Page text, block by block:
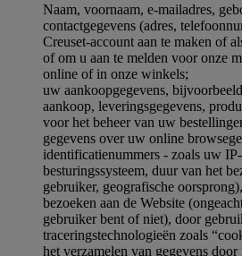
Naam, voornaam, e-mailadres,
contactgegevens (adres,
Creuset-account aan te maken of
of om u aan te melden voor onze
online of in onze winkels;
uw aankoopgegevens,
aankoop, leveringsgegevens,
voor het beheer van uw
gegevens over uw online
identificatienummers - zoals uw
besturingssysteem, duur van het
gebruiker, geografische
bezoeken aan de Website
gebruiker bent of niet), door
traceringstechnologieën zoals
het verzamelen van gegevens